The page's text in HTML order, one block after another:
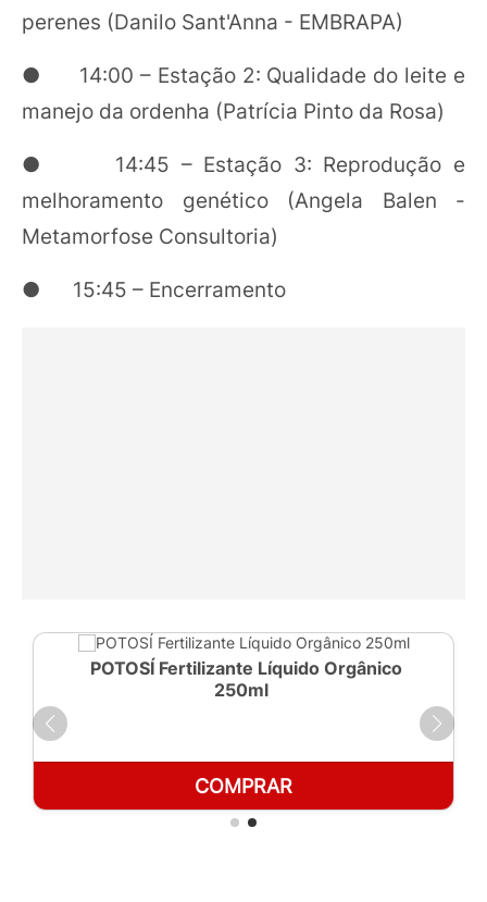
perenes (Danilo Sant'Anna - EMBRAPA)
● 14:00 – Estação 2: Qualidade do leite e
manejo da ordenha (Patrícia Pinto da Rosa)
● 14:45 – Estação 3: Reprodução e
melhoramento genético (Angela Balen -
Metamorfose Consultoria)
● 15:45 – Encerramento
POTOSÍ Fertilizante Líquido Orgânico
250ml
COMPRAR